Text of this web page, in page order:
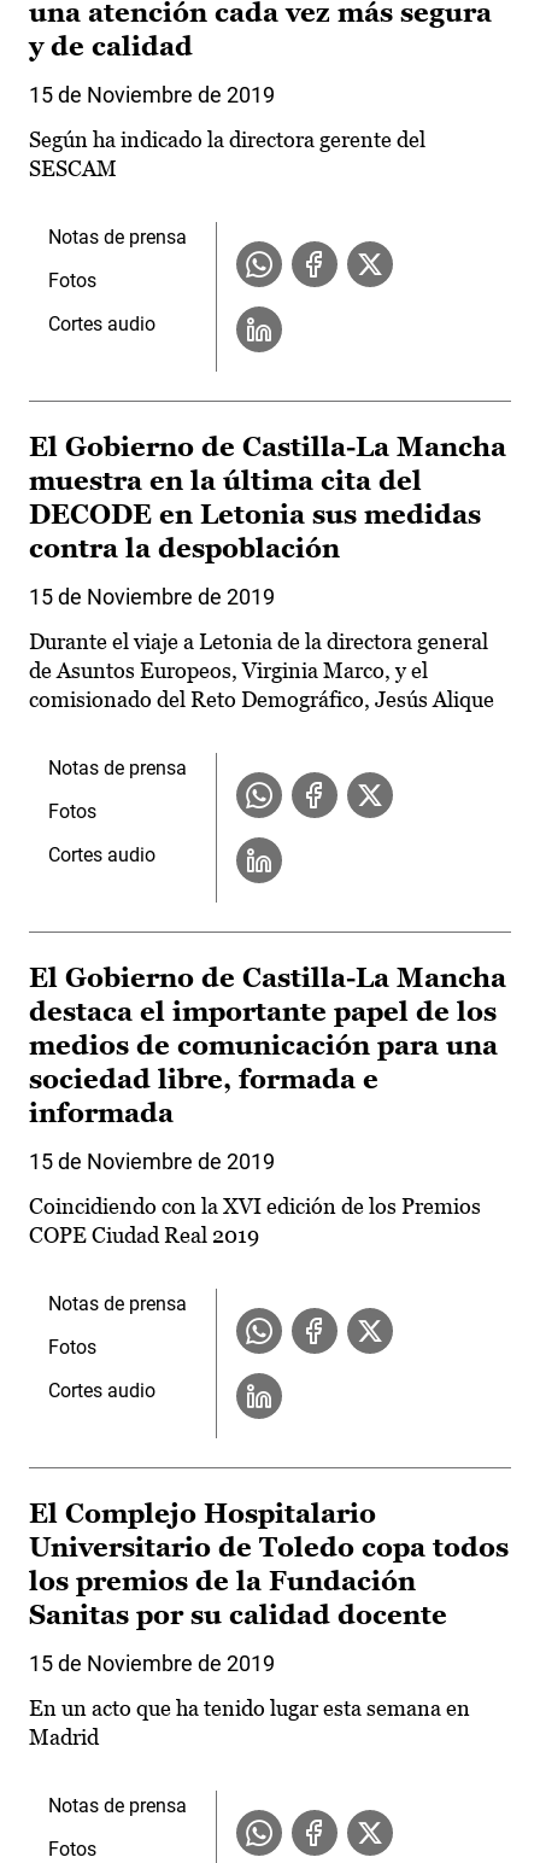
una atención cada vez más segura
y de calidad
15 de Noviembre de 2019
Según ha indicado la directora gerente del
SESCAM
Notas de prensa
Fotos
Cortes audio
El Gobierno de Castilla-La Mancha
muestra en la última cita del
DECODE en Letonia sus medidas
contra la despoblación
15 de Noviembre de 2019
Durante el viaje a Letonia de la directora general
de Asuntos Europeos, Virginia Marco, y el
comisionado del Reto Demográfico, Jesús Alique
Notas de prensa
Fotos
Cortes audio
El Gobierno de Castilla-La Mancha
destaca el importante papel de los
medios de comunicación para una
sociedad libre, formada e
informada
15 de Noviembre de 2019
Coincidiendo con la XVI edición de los Premios
COPE Ciudad Real 2019
Notas de prensa
Fotos
Cortes audio
El Complejo Hospitalario
Universitario de Toledo copa todos
los premios de la Fundación
Sanitas por su calidad docente
15 de Noviembre de 2019
En un acto que ha tenido lugar esta semana en
Madrid
Notas de prensa
Fotos